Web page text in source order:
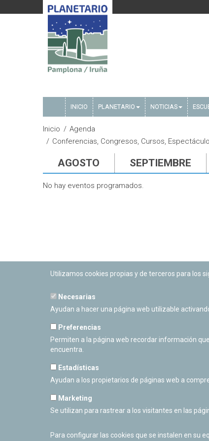
INICIO PLANETARIO NOTICIAS
Inicio
Agenda
Conferencias, Congresos, Cursos,
AGOSTO SEPTIEMBRE
No hay eventos programados.
PLANETARIO DE PAMPLONA
Calle Sancho RamÃ­rez, s/n
Cerrado Temporalmente
Utilizamos cookies propias y de terceros para los
Necesarias
Ayudan a hacer una página web utilizable
Preferencias
Permiten a la página web recordar información
encuentra.
Estadísticas
Ayudan a los propietarios de páginas web a
Marketing
Se utilizan para rastrear a los visitantes en las
Para configurar las cookies que se instalen en su